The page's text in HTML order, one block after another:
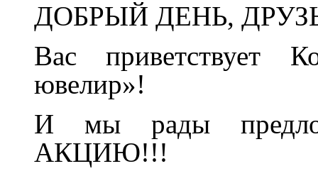
ДОБРЫЙ ДЕНЬ,
Вас приветствует
ювелир»!
И мы рады
АКЦИЮ!!!